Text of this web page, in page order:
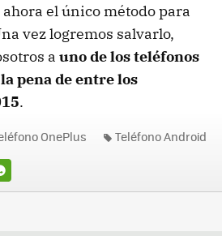
el único método para
vez logremos salvarlo,
a uno de los teléfonos
pena de entre los
.
OnePlus Teléfono Android